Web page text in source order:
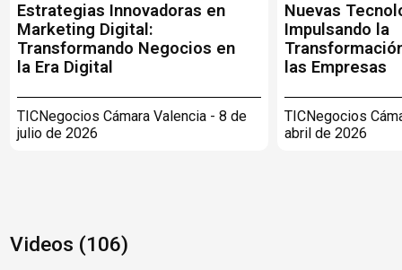
Estrategias Innovadoras en
Marketing Digital:
Transformando Negocios en
la Era Digital
TICNegocios Cámara Valencia - 8 de
julio de 2026
Nuevas
Impulsando la
las Empresas
TICNegocios
abril de 2026
Videos (106)